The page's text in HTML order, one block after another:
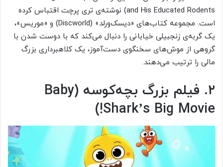
and His Educated Rodents) نوشته‌ی تری پرچت اقتباس کرده
است. مجموعه کتاب‌های «دیسک‌ورلد» (Discworld) و «موریس»،
یک گربه‌ی زنجبیلی خیابانی را دنبال می‌کند که با دوست شدن با
گروهی از موش‌های سخنگوی دست‌آموز، یک کلاهبرداری بزرگ
مالی را ترتیب می‌دهند.
۲. فیلم بزرگ بچه‌کوسه (Baby
Shark’s Big Movie!)